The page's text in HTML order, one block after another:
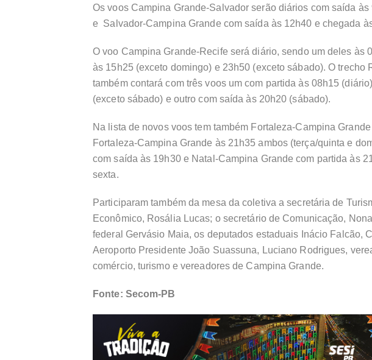
Os voos Campina Grande-Salvador serão diários com saída
e Salvador-Campina Grande com saída às 12h40 e chegada
O voo Campina Grande-Recife será diário, sendo um deles às
às 15h25 (exceto domingo) e 23h50 (exceto sábado). O trecho
também contará com três voos um com partida às 08h15
(exceto sábado) e outro com saída às 20h20 (sábado).
Na lista de novos voos tem também Fortaleza-Campina
Fortaleza-Campina Grande às 21h35 ambos (terça/quinta e
com saída às 19h30 e Natal-Campina Grande com partida às
sexta.
Participaram também da mesa da coletiva a secretária de
Econômico, Rosália Lucas; o secretário de Comunicação,
federal Gervásio Maia, os deputados estaduais Inácio Falcão,
Aeroporto Presidente João Suassuna, Luciano Rodrigues,
comércio, turismo e vereadores de Campina Grande.
Fonte: Secom-PB